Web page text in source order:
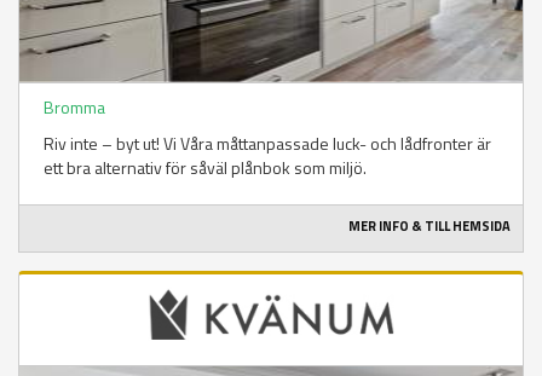
Bromma
Riv inte – byt ut! Vi Våra måttanpassade luck- och lådfronter är
ett bra alternativ för såväl plånbok som miljö.
MER INFO & TILL HEMSIDA